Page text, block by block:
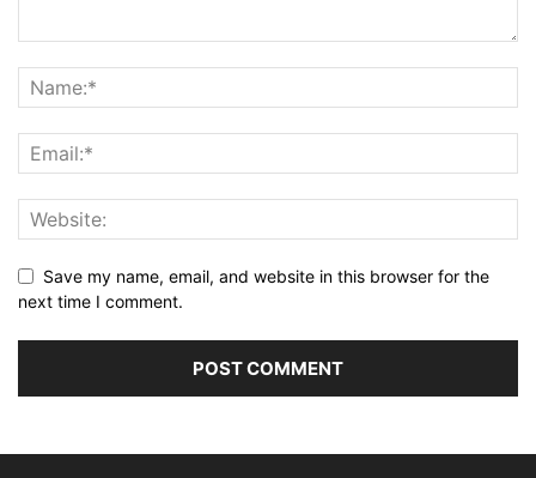
Save my name, email, and website in this browser for the
next time I comment.